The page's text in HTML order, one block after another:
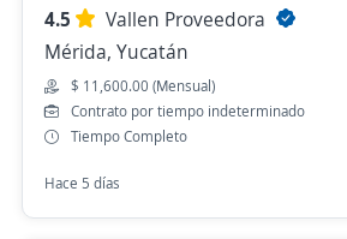
3.9
Grupo viso
Mérida, Yucatán
$ 10,500.00 (Mensual)
Hace 8 horas
4.5
Vallen Proveedora
Mérida, Yucatán
$ 11,600.00 (Mensual)
Contrato por tiempo indeterminado
Tiempo Completo
Hace 5 días